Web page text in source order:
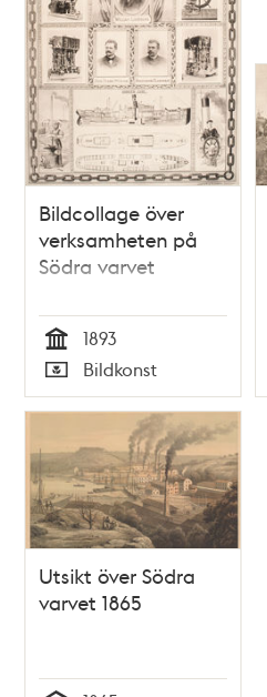
Bildcollage över
verksamheten på
Södra varvet
Tid
1893
Typ
Bildkonst
Utsikt över Södra
varvet 1865